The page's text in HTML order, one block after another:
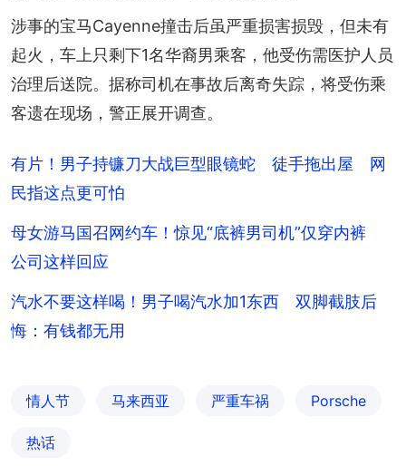
涉事的宝马Cayenne撞击后虽严重损害损毁，但未有
起火，车上只剩下1名华裔男乘客，他受伤需医护人员
治理后送院。据称司机在事故后离奇失踪，将受伤乘
客遗在现场，警正展开调查。
有片！男子持镰刀大战巨型眼镜蛇 徒手拖出屋 网
民指这点更可怕
母女游马国召网约车！惊见“底裤男司机”仅穿内裤
公司这样回应
汽水不要这样喝！男子喝汽水加1东西 双脚截肢后
悔：有钱都无用
情人节 马来西亚 严重车祸 Porsche
热话